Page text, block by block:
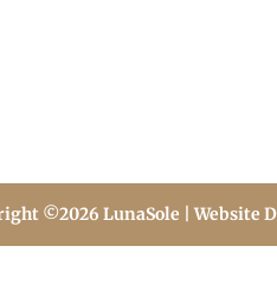
©2026 LunaSole | Website